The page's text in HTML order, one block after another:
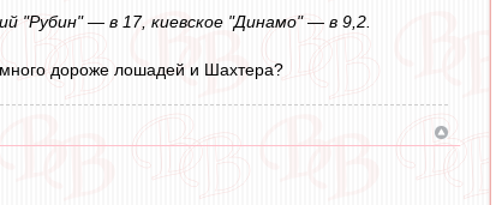
"Рубин" — в 17, киевское "Динамо" — в 9,2.
дороже лошадей и Шахтера?